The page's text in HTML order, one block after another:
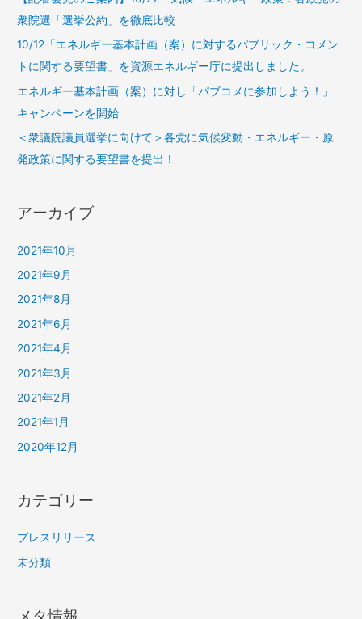
衆院選「選挙公約」を徹底比較
10/12「エネルギー基本計画（案）に対するパブリック・コメン
トに関する要望書」を資源エネルギー庁に提出しました。
エネルギー基本計画（案）に対し「パブコメに参加しよう！」
キャンペーンを開始
＜衆議院議員選挙に向けて＞各党に気候変動・エネルギー・原
発政策に関する要望書を提出！
アーカイブ
2021年10月
2021年9月
2021年8月
2021年6月
2021年4月
2021年3月
2021年2月
2021年1月
2020年12月
カテゴリー
プレスリリース
未分類